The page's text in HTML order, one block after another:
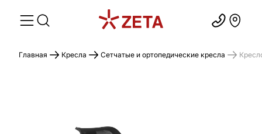
Главная Кресла Сетчатые и ортопедические кресла